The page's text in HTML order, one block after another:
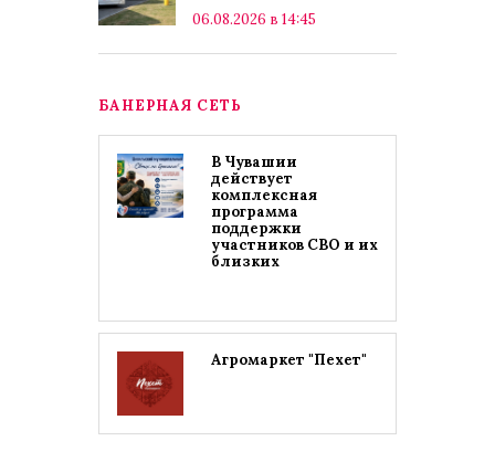
06.08.2026 в 14:45
БАНЕРНАЯ СЕТЬ
В Чувашии
действует
комплексная
программа
поддержки
участников СВО и их
близких
Агромаркет "Пехет"